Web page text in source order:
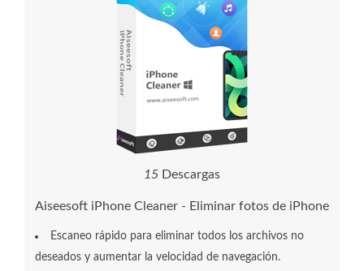
19 Descargas
Aiseesoft iPhone Cleaner - Eliminar fotos de iPhone
Escaneo rápido para eliminar todos los archivos no
deseados y aumentar la velocidad de navegación.